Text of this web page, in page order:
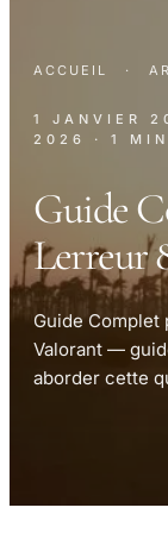
ACCUEIL ·
1 JANVIER
2026
· 1
Guide
Lerreur
Guide Complet
Valorant —
aborder cette